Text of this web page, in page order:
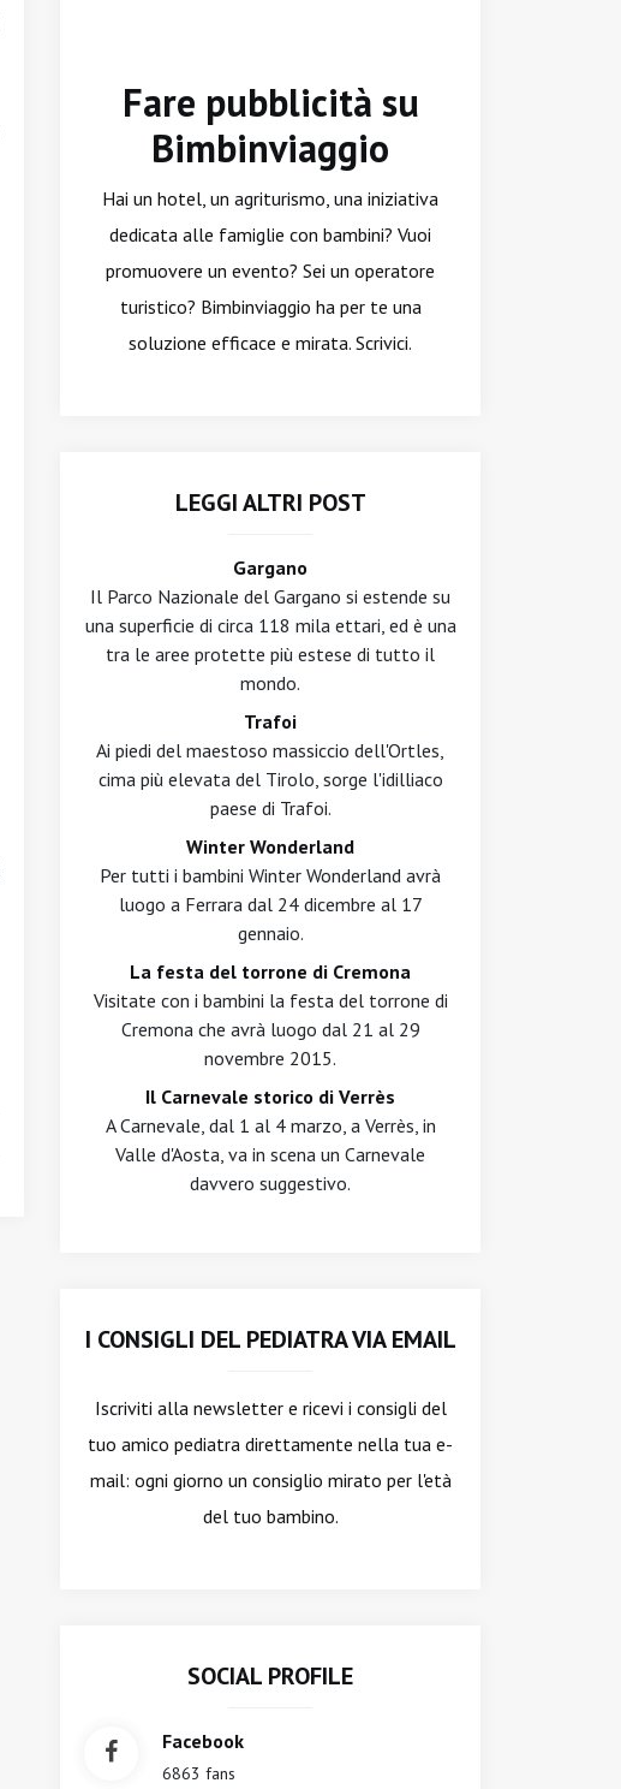
Fare pubblicità su
Bimbinviaggio
Hai un hotel, un agriturismo, una iniziativa
dedicata alle famiglie con bambini? Vuoi
promuovere un evento? Sei un operatore
turistico? Bimbinviaggio ha per te una
soluzione efficace e mirata. Scrivici.
LEGGI ALTRI POST
Gargano
Il Parco Nazionale del Gargano si estende su
una superficie di circa 118 mila ettari, ed è una
tra le aree protette più estese di tutto il
mondo.
Trafoi
Ai piedi del maestoso massiccio dell'Ortles,
cima più elevata del Tirolo, sorge l'idilliaco
paese di Trafoi.
Winter Wonderland
Per tutti i bambini Winter Wonderland avrà
luogo a Ferrara dal 24 dicembre al 17
gennaio.
La festa del torrone di Cremona
Visitate con i bambini la festa del torrone di
Cremona che avrà luogo dal 21 al 29
novembre 2015.
Il Carnevale storico di Verrès
A Carnevale, dal 1 al 4 marzo, a Verrès, in
Valle d'Aosta, va in scena un Carnevale
davvero suggestivo.
I CONSIGLI DEL PEDIATRA VIA EMAIL
Iscriviti alla newslettere ricevi i consigli del
tuo amico pediatra direttamente nella tua e-
mail: ogni giorno un consiglio mirato per l'età
del tuo bambino.
SOCIAL PROFILE
Facebook
6863 fans